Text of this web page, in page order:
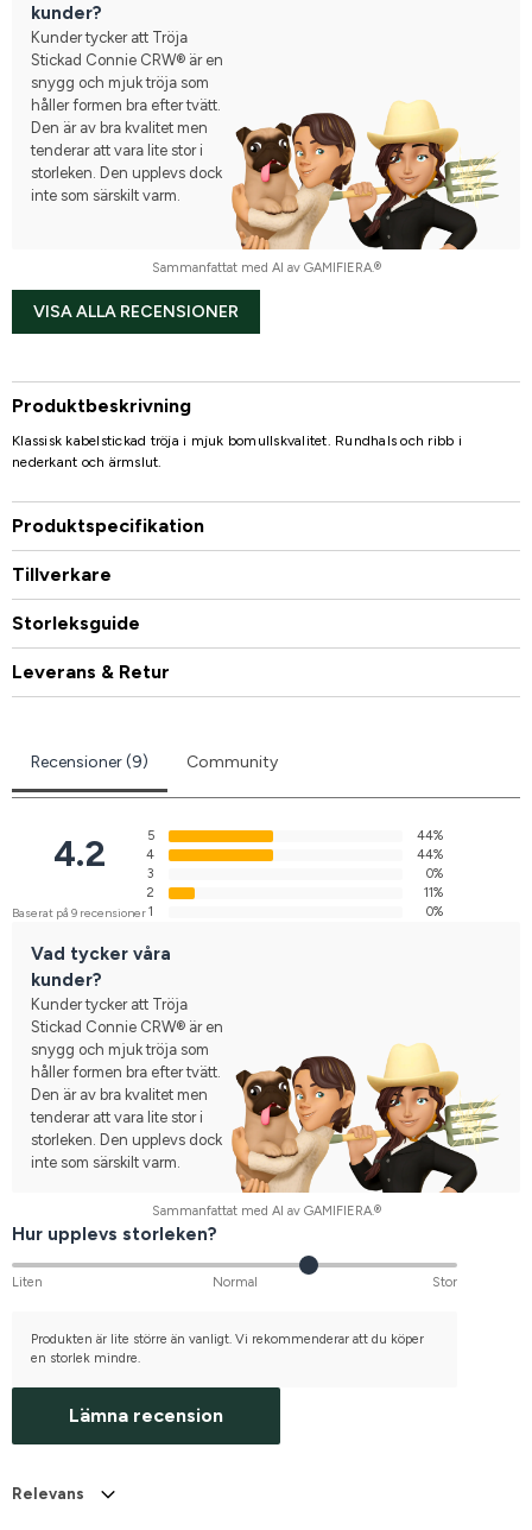
kunder?
Kunder tycker att Tröja
Stickad Connie CRW® är en
snygg och mjuk tröja som
håller formen bra efter tvätt.
Den är av bra kvalitet men
tenderar att vara lite stor i
storleken. Den upplevs dock
inte som särskilt varm.
Sammanfattat med AI av GAMIFIERA.®
VISA ALLA RECENSIONER
Produktbeskrivning
Klassisk kabelstickad tröja i mjuk bomullskvalitet. Rundhals och ribb i
nederkant och ärmslut.
Produktspecifikation
Tillverkare
Storleksguide
Leverans & Retur
Recensioner (9) Community
4.2
Baserat på 9 recensioner
5
44%
4
44%
3
0%
2
11%
1
0%
Vad tycker våra
kunder?
Kunder tycker att Tröja
Stickad Connie CRW® är en
snygg och mjuk tröja som
håller formen bra efter tvätt.
Den är av bra kvalitet men
tenderar att vara lite stor i
storleken. Den upplevs dock
inte som särskilt varm.
Sammanfattat med AI av GAMIFIERA.®
Hur upplevs storleken?
Liten Normal Stor
Produkten är lite större än vanligt. Vi rekommenderar att du köper
en storlek mindre.
Lämna recension
Relevans